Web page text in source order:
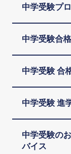
中学受験プ
中学受験合
中学受験 合
中学受験 進
中学受験の
バイス